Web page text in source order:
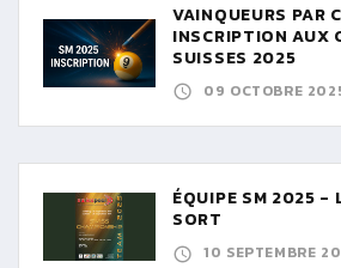
VAINQUEURS PAR
INSCRIPTION AUX
SUISSES 2025
09 OCTOBRE
ÉQUIPE SM 2025 -
SORT
10 SEPTEMBRE